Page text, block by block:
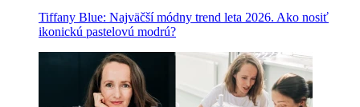
Tiffany Blue: Najväčší módny trend leta 2026. Ako nosiť
ikonickú pastelovú modrú?